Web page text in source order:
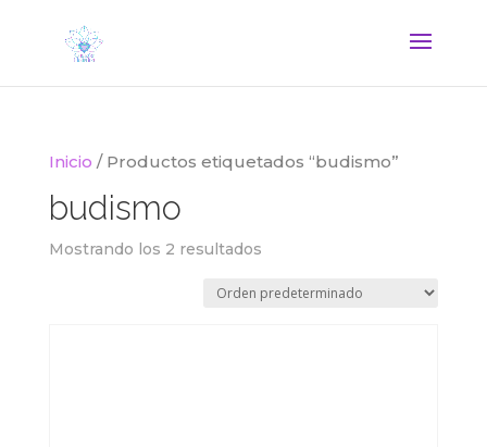
Inicio / Productos etiquetados “budismo”
budismo
Mostrando los 2 resultados